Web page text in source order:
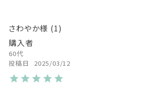
さわやか
1
購入者
60代
投稿日
2025/03/12